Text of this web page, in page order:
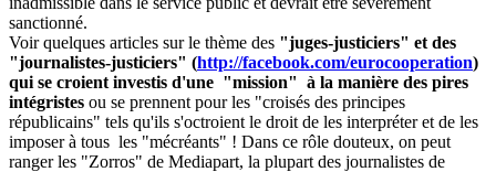
sanctionné.
Voir quelques articles sur le thème des "juges-justiciers" et des
"journalistes-justiciers" (http://facebook.com/eurocooperation)
qui se croient investis d'une "mission" à la manière des pires
intégristes ou se prennent pour les "croisés des principes
républicains" tels qu'ils s'octroient le droit de les interpréter et de les
imposer à tous les "mécréants" ! Dans ce rôle douteux, on peut
ranger les "Zorros" de Mediapart, la plupart des journalistes de